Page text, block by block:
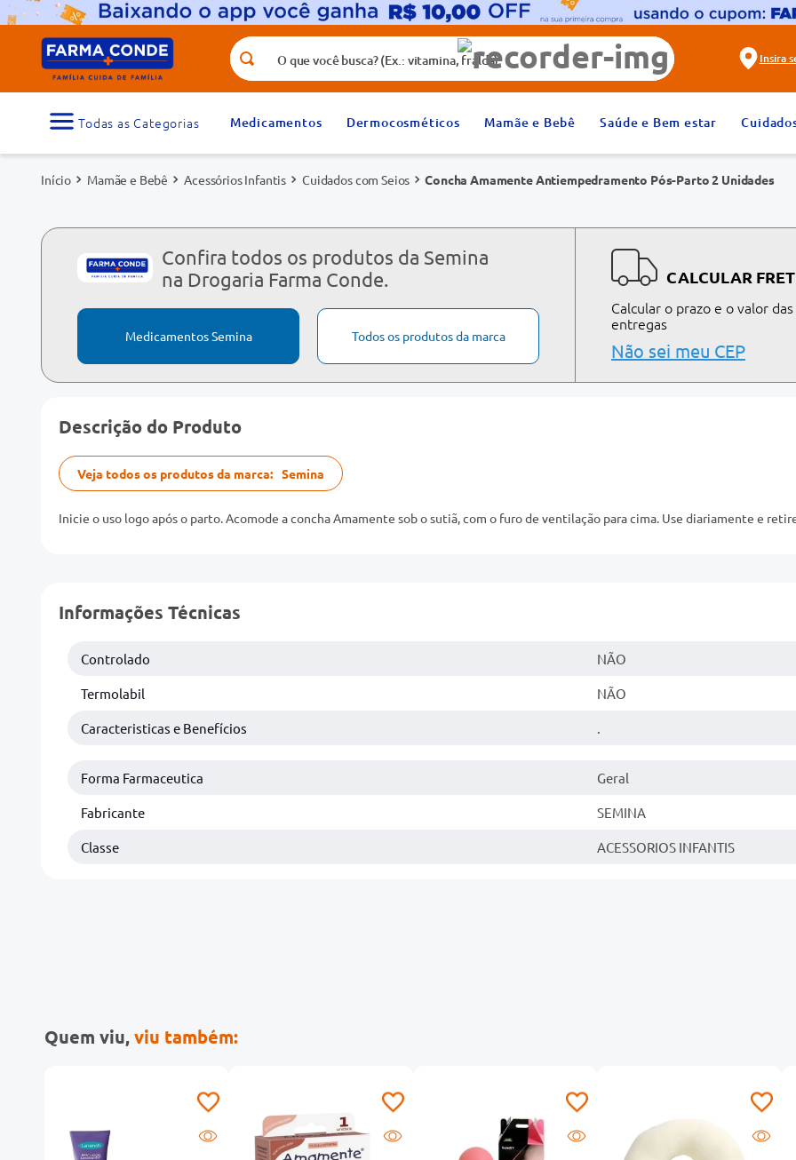
O que você busca? (Ex.: vitamina, fralda)
Insira
Medicamentos Dermocosméticos Mamãe e Bebê Saúde e Bem estar
Mamãe e Bebê Acessórios Infantis Cuidados com Seios Concha Amamente Antiempedramento Pós-Parto 2 Unidades
Confira todos os produtos da Semina
na Drogaria Farma Conde.
Medicamentos Semina Todos os produtos da marca
CALCULAR
Calcular o prazo e o valor das
entregas
Não sei meu CEP
Descrição do Produto
Veja todos os produtos da marca: Semina
Inicie o uso logo após o parto. Acomode a concha Amamente sob o sutiã, com o furo de ventilação para cima. Use diariamente e
Informações Técnicas
Controlado NÃO
Termolabil NÃO
Caracteristicas e Benefícios
Forma Farmaceutica Geral
Fabricante SEMINA
Classe ACESSORIOS INFANTIS
Quem viu,viu também:
Termos mais buscados
1
medicamento 2º
fralda
5º dipirona 6º
absorvente